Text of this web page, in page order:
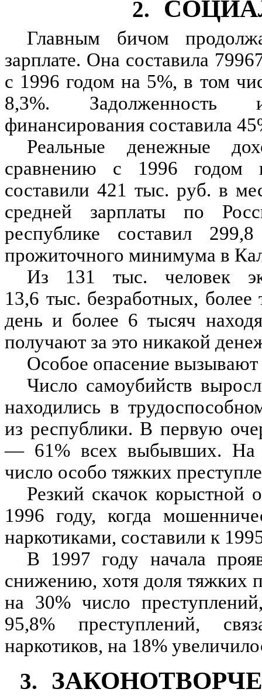
2.
Главным бичом
зарплате. Она составила
с 1996 годом на 5%, в том
8,3%. Задолженность
финансирования составила
Реальные денежные
сравнению с 1996 годом
составили 421 тыс. руб. в
средней зарплаты по
республике составил
прожиточного минимума в
Из 131 тыс. человек
13,6 тыс. безработных,
день и более 6 тысяч
получают за это никакой
Особое опасение вызывают
Число самоубийств
находились в
из республики. В первую
— 61% всех выбывших. На
число особо тяжких
Резкий скачок корыстной
1996 году, когда
наркотиками, составили к
В 1997 году начала
снижению, хотя доля тяжких
на 30% число
95,8% преступлений,
наркотиков, на 18%
3.